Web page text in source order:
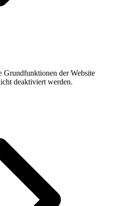
Grundfunktionen der Website
deaktiviert werden.